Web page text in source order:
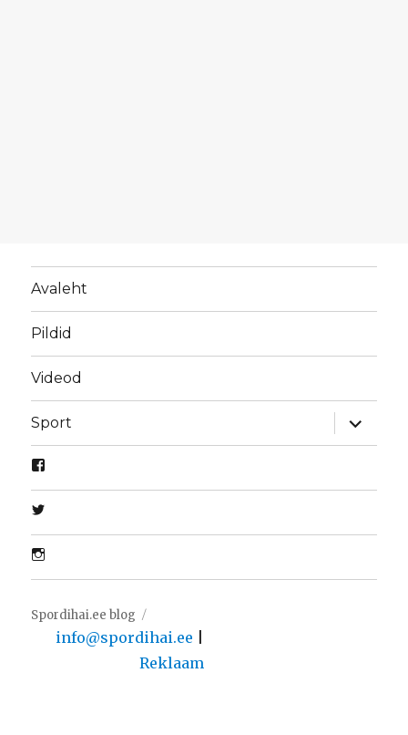
Avaleht
Pildid
Videod
Sport
laienda
Spordihai.ee blog
info@spordihai.ee
Reklaam